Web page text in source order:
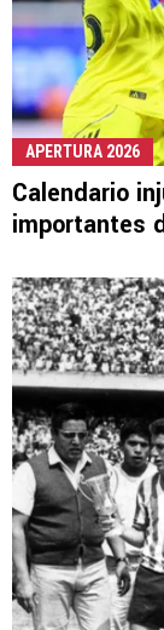
APERTURA 2026
Calendario
importantes